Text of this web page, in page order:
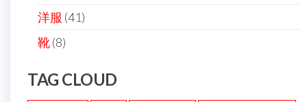
洋服 (41)
靴(8)
TAG CLOUD